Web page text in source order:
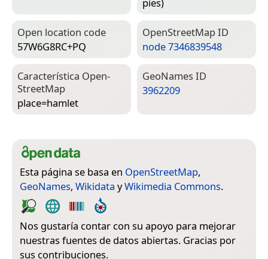
pies)
Open location code
57W6G8RC+PQ
Open­Street­Map ID
node 7346839548
Característica Open­
Street­Map
place=­hamlet
Geo­Names ID
3962209
Esta página se basa en OpenStreetMap,
GeoNames, Wikidata yWikimedia Commons.
Nos gustaría contar con su apoyo para mejorar
nuestras fuentes de datos abiertas. Gracias por
sus contribuciones.